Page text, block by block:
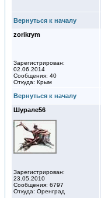
Вернуться к началу
zorikrym
Зарегистрирован:
02.06.2014
Сообщения: 40
Откуда: Крым
Вернуться к началу
Шурале56
Зарегистрирован:
23.05.2010
Сообщения: 6797
Откуда: Оренград